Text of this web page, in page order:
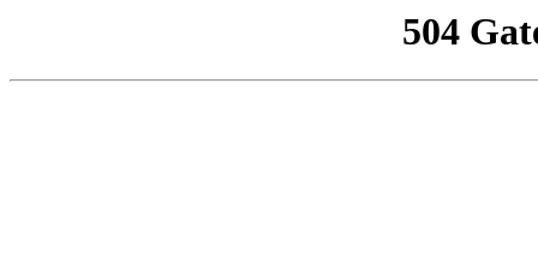
504